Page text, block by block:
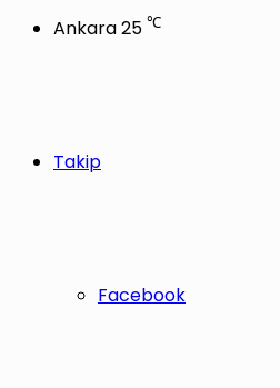
Ankara25 ℃
Takip
Facebook